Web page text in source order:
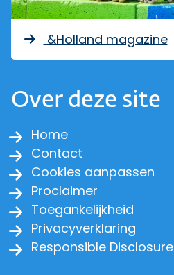
&Holland magazine
Over deze site
Home
Contact
Cookies aanpassen
Proclaimer
Toegankelijkheid
Privacyverklaring
Responsible Disclosure